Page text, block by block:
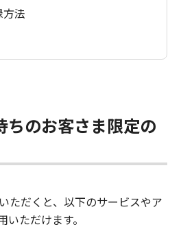
法
ちのお客さま限定の
ただくと、以下のサービスやア
ただけます。